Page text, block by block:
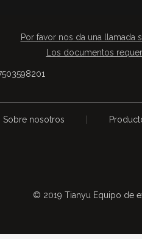
Por favor nos da una llamada
Los documentos
Sobre nosotros
© 2019 Tianyu Equipo de